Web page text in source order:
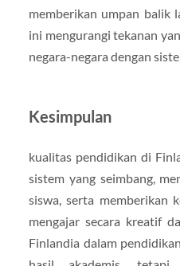
memberikan umpan balik
ini mengurangi tekanan
negara-negara dengan
Kesimpulan
kualitas pendidikan di
sistem yang seimbang,
siswa, serta memberikan
mengajar secara kreatif
Finlandia dalam